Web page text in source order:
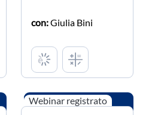
con:Giulia Bini
Webinar registrato